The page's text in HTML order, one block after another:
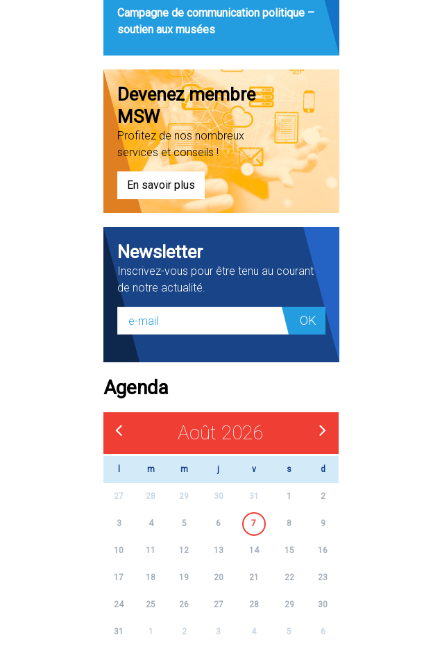
Campagne de communication politique –
soutien aux musées
Devenez membre
MSW
Profitez de nos nombreux
services et conseils !
En savoir plus
Newsletter
Inscrivez-vous pour être tenu au courant
de notre actualité.
OK
Agenda
Août 2026
m m j v s d
27 28 29 30 31 1 2
3 4 5 6 7 8 9
10 11 12 13 14 15 16
17 18 19 20 21 22 23
24 25 26 27 28 29 30
31 1 2 3 4 5 6